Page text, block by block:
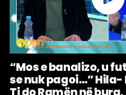
“Mos e banalizo, u
se nuk pagoi…” Hila-
Ti do Ramën në